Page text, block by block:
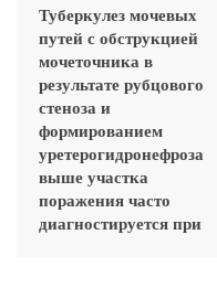
Туберкулез мочевых
путей с обструкцией
мочеточника в
результате рубцового
стеноза и
формированием
уретерогидронефроза
выше участка
поражения часто
диагностируется при